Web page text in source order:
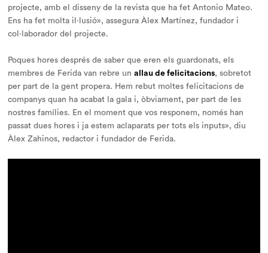
projecte, amb el disseny de la revista que ha fet Antonio Mateo.
Ens ha fet molta il·lusió», assegura Àlex Martínez, fundador i
col·laborador del projecte.
Poques hores després de saber que eren els guardonats, els
membres de Ferida van rebre un allau de felicitacions, sobretot
per part de la gent propera. Hem rebut moltes felicitacions de
companys quan ha acabat la gala i, òbviament, per part de les
nostres famílies. En el moment que vos responem, només han
passat dues hores i ja estem aclaparats per tots els inputs», diu
Àlex Zahinos, redactor i fundador de Ferida.